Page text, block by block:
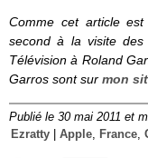
Comme cet article
second à la visite des
Télévision à Roland
Garros sont sur mon
Publié le 30 mai 2011 et
Ezratty
Apple, France,